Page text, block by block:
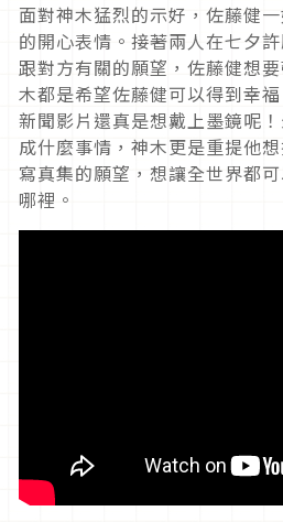
面對神木猛烈的示好，佐藤健
的開心表情。接著兩人在七夕
跟對方有關的願望，佐藤健想
木都是希望佐藤健可以得到幸
新聞影片還真是想戴上墨鏡呢
成什麼事情，神木更是重提他
寫真集的願望，想讓全世界都
哪裡。